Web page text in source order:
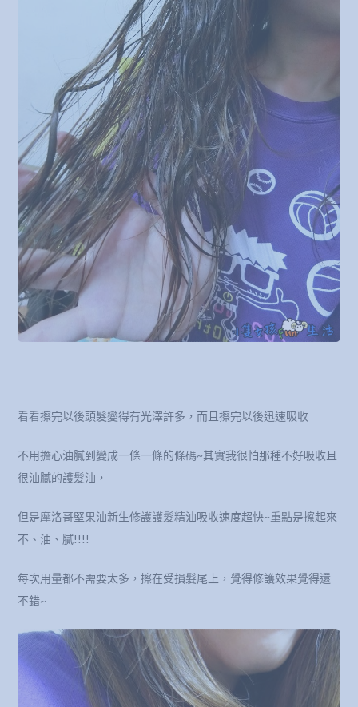
看看擦完以後頭髮變得有光澤許多，而且擦完以後迅速吸收
不用擔心油膩到變成一條一條的條碼~其實我很怕那種不好吸收且
很油膩的護髮油，
但是摩洛哥堅果油新生修護護髮精油吸收速度超快~重點是擦起來
不、油、膩!!!!
每次用量都不需要太多，擦在受損髮尾上，覺得修護效果覺得還
不錯~